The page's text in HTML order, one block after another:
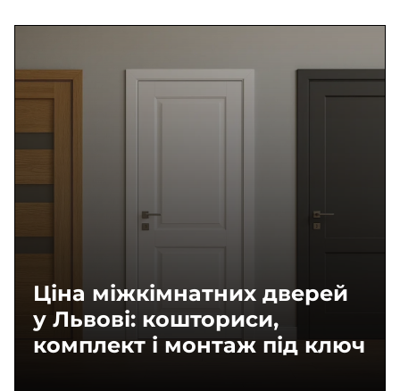
Ціна міжкімнатних дверей
у Львові: кошториси,
комплект і монтаж під ключ